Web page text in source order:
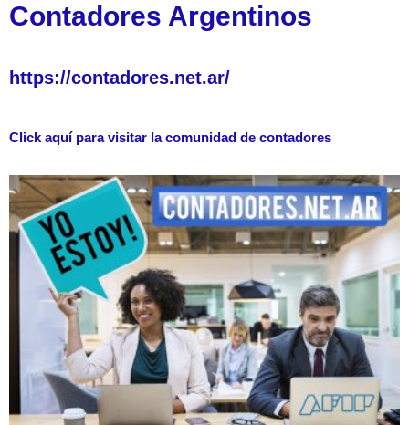
Contadores Argentinos
https://contadores.net.ar/
Click aquí para visitar la comunidad de contadores